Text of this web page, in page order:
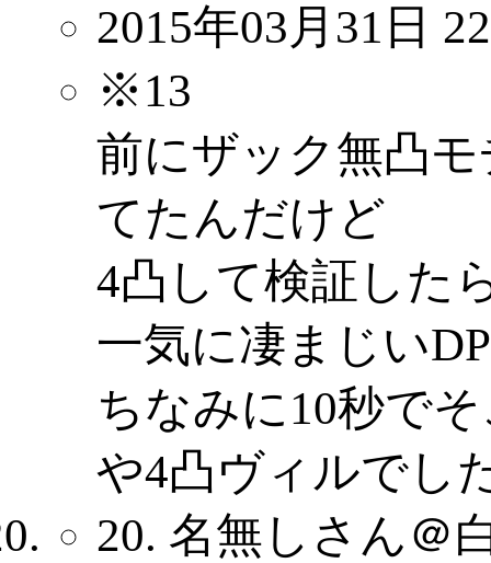
2015年03月31日
※13
前にザック無凸
てたんだけど
4凸して検証した
一気に凄まじい
ちなみに10秒で
や4凸ヴィルでし
20. 名無しさん＠